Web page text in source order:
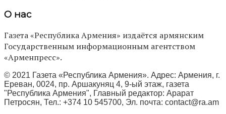
О нас
Газета «Республика Армения» издаётся армянским
Государственным информационным агентством
«Арменпресс».
© 2021 Газета «Республика Армения». Адрес: Армения, г.
Ереван, 0024, пр. Аршакуняц 4, 9-ый этаж, газета
"Республика Армения", Главный редактор: Арарат
Петросян, Тел.: +374 10 545700, Эл. почта: contact@ra.am